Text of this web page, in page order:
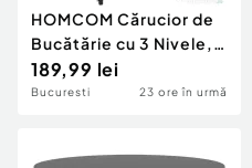
HOMCOM Cărucior de
Bucătărie cu 3 Nivele,
Mânere și 4 Roți,
45x30,6x79 cm, Roz
189,99 lei
Bucuresti 23 ore în urmă